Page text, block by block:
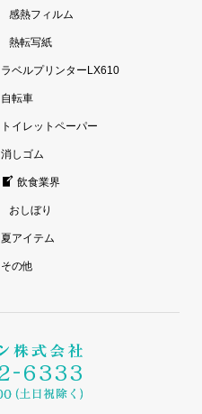
感熱フィルム
熱転写紙
ラベルプリンターLX610
自転車
トイレットペーパー
消しゴム
飲食業界
おしぼり
夏アイテム
その他